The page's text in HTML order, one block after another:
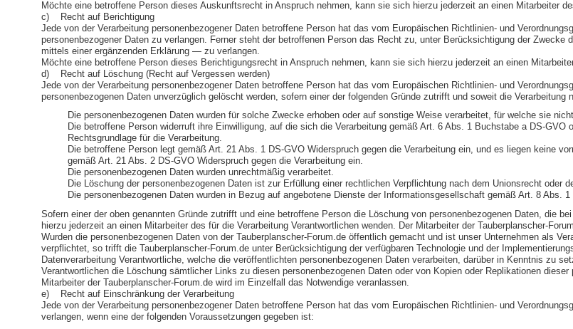
Möchte eine betroffene Person dieses Auskunftsrecht in Anspruch nehmen, kann sie sich hierzu jederzeit an einen Mitarbeiter
c) Recht auf Berichtigung
Jede von der Verarbeitung personenbezogener Daten betroffene Person hat das vom Europäischen Richtlinien- und
personenbezogener Daten zu verlangen. Ferner steht der betroffenen Person das Recht zu, unter Berücksichtigung der
mittels einer ergänzenden Erklärung — zu verlangen.
Möchte eine betroffene Person dieses Berichtigungsrecht in Anspruch nehmen, kann sie sich hierzu jederzeit an einen
d) Recht auf Löschung (Recht auf Vergessen werden)
Jede von der Verarbeitung personenbezogener Daten betroffene Person hat das vom Europäischen Richtlinien- und
personenbezogenen Daten unverzüglich gelöscht werden, sofern einer der folgenden Gründe zutrifft und soweit die Verarbeitung
Die personenbezogenen Daten wurden für solche Zwecke erhoben oder auf sonstige Weise verarbeitet, für welche sie
Die betroffene Person widerruft ihre Einwilligung, auf die sich die Verarbeitung gemäß Art. 6 Abs. 1 Buchstabe a DS-
Rechtsgrundlage für die Verarbeitung.
Die betroffene Person legt gemäß Art. 21 Abs. 1 DS-GVO Widerspruch gegen die Verarbeitung ein, und es liegen keine
gemäß Art. 21 Abs. 2 DS-GVO Widerspruch gegen die Verarbeitung ein.
Die personenbezogenen Daten wurden unrechtmäßig verarbeitet.
Die Löschung der personenbezogenen Daten ist zur Erfüllung einer rechtlichen Verpflichtung nach dem Unionsrecht oder
Die personenbezogenen Daten wurden in Bezug auf angebotene Dienste der Informationsgesellschaft gemäß Art. 8 Abs. 1
Sofern einer der oben genannten Gründe zutrifft und eine betroffene Person die Löschung von personenbezogenen Daten, die
hierzu jederzeit an einen Mitarbeiter des für die Verarbeitung Verantwortlichen wenden. Der Mitarbeiter der Tauberplanscher-
Wurden die personenbezogenen Daten von der Tauberplanscher-Forum.de öffentlich gemacht und ist unser Unternehmen als
verpflichtet, so trifft die Tauberplanscher-Forum.de unter Berücksichtigung der verfügbaren Technologie und der
Datenverarbeitung Verantwortliche, welche die veröffentlichten personenbezogenen Daten verarbeiten, darüber in Kenntnis zu
Verantwortlichen die Löschung sämtlicher Links zu diesen personenbezogenen Daten oder von Kopien oder Replikationen
Mitarbeiter der Tauberplanscher-Forum.de wird im Einzelfall das Notwendige veranlassen.
e) Recht auf Einschränkung der Verarbeitung
Jede von der Verarbeitung personenbezogener Daten betroffene Person hat das vom Europäischen Richtlinien- und
verlangen, wenn eine der folgenden Voraussetzungen gegeben ist: